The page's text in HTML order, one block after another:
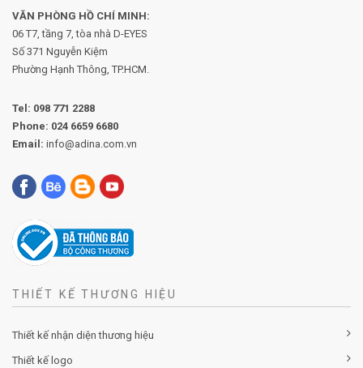
VĂN PHÒNG HỒ CHÍ MINH:
06 T7, tầng 7, tòa nhà D-EYES
Số 371 Nguyễn Kiệm
Phường Hạnh Thông, TP.HCM.
Tel: 098 771 2288
Phone: 024 6659 6680
Email: info@adina.com.vn
THIẾT KẾ THƯƠNG HIỆU
Thiết kế nhận diện thương hiệu
Thiết kế logo